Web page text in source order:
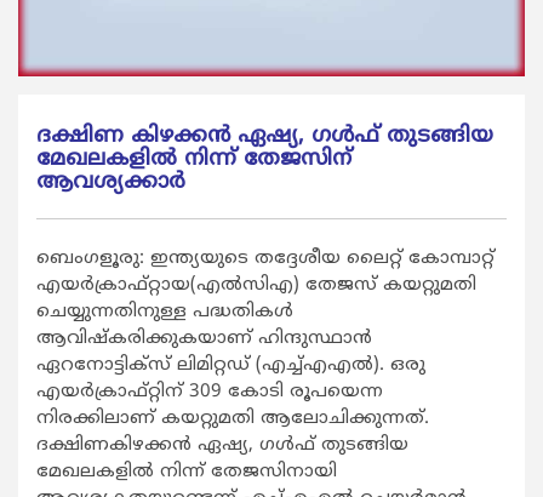
ദക്ഷിണ കിഴക്കന്‍ ഏഷ്യ, ഗള്‍ഫ് തുടങ്ങിയ
മേഖലകളില്‍ നിന്ന് തേജസിന്
ആവശ്യക്കാര്‍
ബെംഗളൂരു: ഇന്ത്യയുടെ തദ്ദേശീയ ലൈറ്റ് കോമ്പാറ്റ്
എയര്‍ക്രാഫ്റ്റായ(എല്‍സിഎ) തേജസ് കയറ്റുമതി
ചെയ്യുന്നതിനുള്ള പദ്ധതികള്‍
ആവിഷ്‌കരിക്കുകയാണ് ഹിന്ദുസ്ഥാന്‍
ഏറനോട്ടിക്‌സ് ലിമിറ്റഡ് (എച്ച്എഎല്‍). ഒരു
എയര്‍ക്രാഫ്റ്റിന് 309 കോടി രൂപയെന്ന
നിരക്കിലാണ് കയറ്റുമതി ആലോചിക്കുന്നത്.
ദക്ഷിണകിഴക്കന്‍ ഏഷ്യ, ഗള്‍ഫ് തുടങ്ങിയ
മേഖലകളില്‍ നിന്ന് തേജസിനായി